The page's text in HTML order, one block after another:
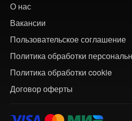
О нас
Вакансии
Пользовательское соглашение
Политика обработки
Политика обработки cookie
Договор оферты